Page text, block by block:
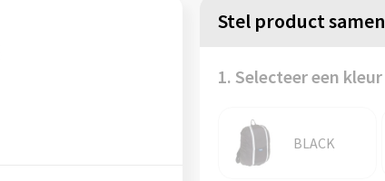
Stel product samen
1. Selecteer een kleur
BLACK